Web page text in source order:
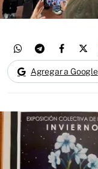
Agregar a Google